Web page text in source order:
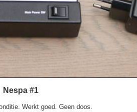
Nespa #1
Werkt goed. Geen doos.